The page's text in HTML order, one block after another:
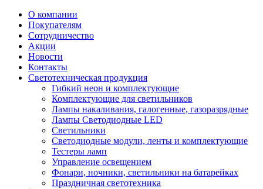
О компании
Покупателям
Сотрудничество
Акции
Новости
Контакты
Светотехническая продукция
Гибкий неон и комплектующие
Комплектующие для светильников
Лампы накаливания, галогенные, газоразрядные
Лампы Светодиодные LED
Светильники
Светодиодные модули, ленты и комплектующие
Тестеры ламп
Управление освещением
Фонари, ночники, светильники на батарейках
Праздничная светотехника